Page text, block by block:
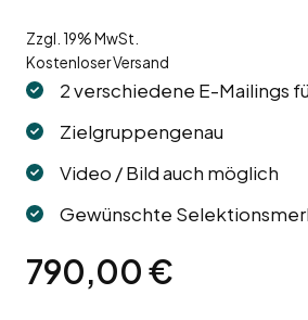
Zzgl. 19% MwSt.
Kostenloser Versand
2 verschiedene E-Mailings
Zielgruppengenau
Video / Bild auch möglich
Gewünschte
790,00€